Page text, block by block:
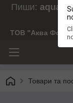
Пиши:
ТОВ "Аква
Товари та